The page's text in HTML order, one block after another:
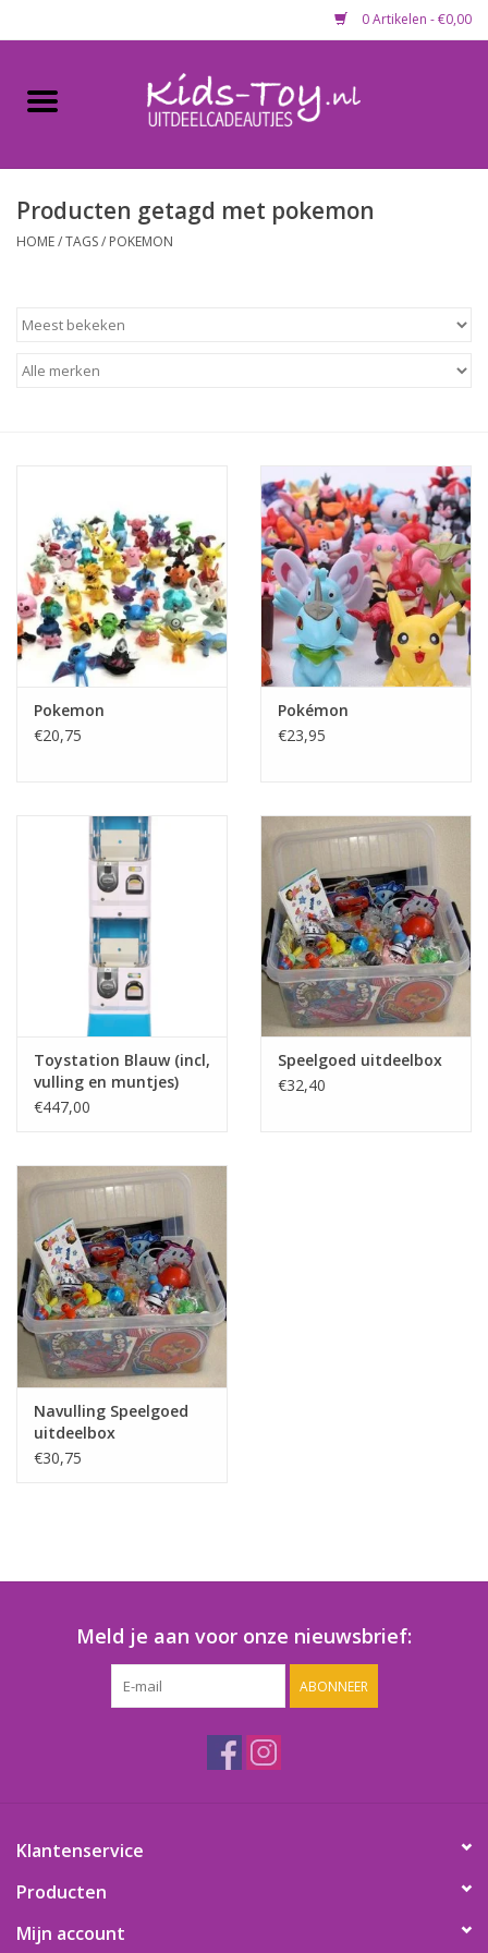
0 Artikelen - €0,00
Home
Gevulde capsules & mixen
Maandaanbieding
Koopjeshoek
Speelgoedpakketten
Gevulde capsules & mixen
32/35 mm
Klein speelgoed
Producten getagd met pokemon
HOME/TAGS/ POKEMON
Pokemon
€20,75
Pokémon
€23,95
Toystation Blauw (incl,
vulling en muntjes)
€447,00
Speelgoed uitdeelbox
€32,40
Navulling Speelgoed
uitdeelbox
€30,75
Meld je aan voor onze nieuwsbrief:
ABONNEER
Klantenservice
Producten
Mijn account